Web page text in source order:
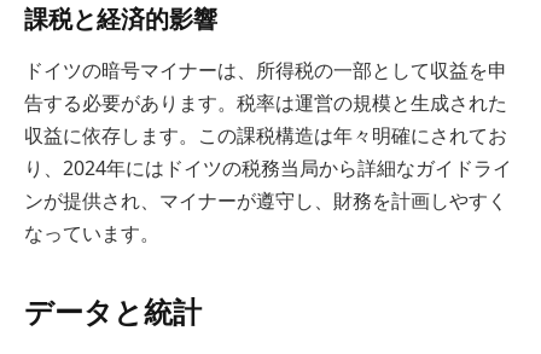
課税と経済的影響
ドイツの暗号マイナーは、所得税の一部として収益を申
告する必要があります。税率は運営の規模と生成された
収益に依存します。この課税構造は年々明確にされてお
り、2024年にはドイツの税務当局から詳細なガイドライ
ンが提供され、マイナーが遵守し、財務を計画しやすく
なっています。
データと統計